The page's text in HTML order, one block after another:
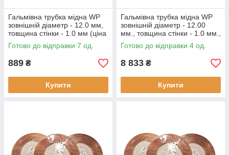
Гальмівна трубка мідна WP
зовнішній діаметр - 12.0 мм,
товщина стінки - 1.0 мм (ціна
за метр)
Готово до відправки 7 од.
889 ₴
Купити
Гальмівна трубка мідна WP
зовнішній діаметр - 12.00
мм., товщина стінки - 1.0 мм.,
(ціна за бухту - 10 метрів)
Готово до відправки 4 од.
8 833 ₴
Купити